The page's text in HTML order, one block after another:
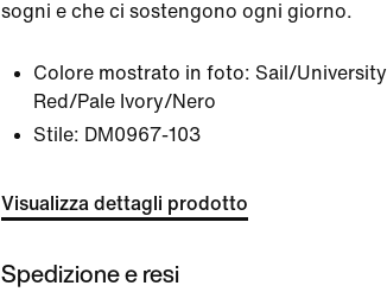
sogni e che ci sostengono ogni giorno.
Colore mostrato in foto: Sail/University
Red/Pale Ivory/Nero
Stile: DM0967-103
Visualizza dettagli prodotto
Spedizione e resi